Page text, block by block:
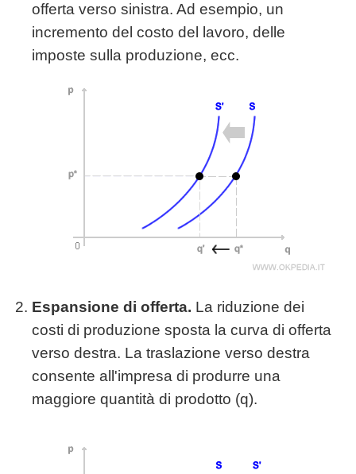
offerta verso sinistra. Ad esempio, un
incremento del costo del lavoro, delle
imposte sulla produzione, ecc.
Espansione di offerta. La riduzione dei
costi di produzione sposta la curva di offerta
verso destra. La traslazione verso destra
consente all'impresa di produrre una
maggiore quantità di prodotto (q).